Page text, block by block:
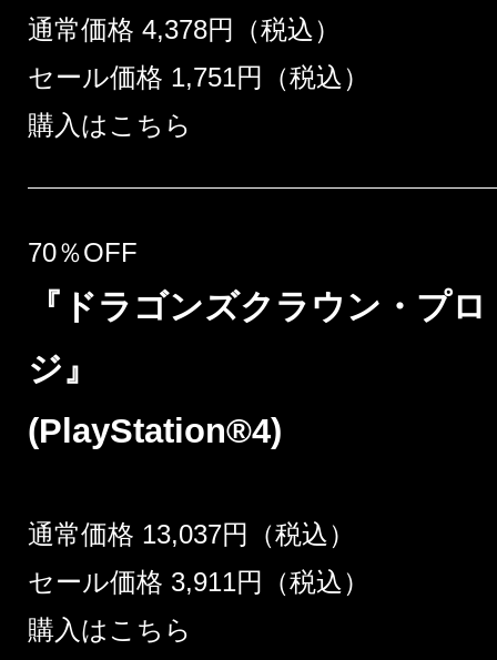
通常価格 4,378円（税込）
セール価格 1,751円（税込）
購入はこちら
70％OFF
『ドラゴンズクラウン・プ
ジ』
(PlayStation®4)
通常価格 13,037円（税込）
セール価格 3,911円（税込）
購入はこちら